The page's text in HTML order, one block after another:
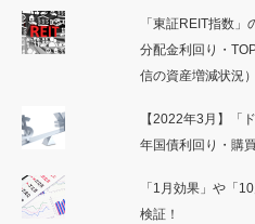
「東証REIT指数
分配金利回り・
信の資産増減状況）
【2022年3月】「
年国債利回り・購
「1月効果」や「
検証！